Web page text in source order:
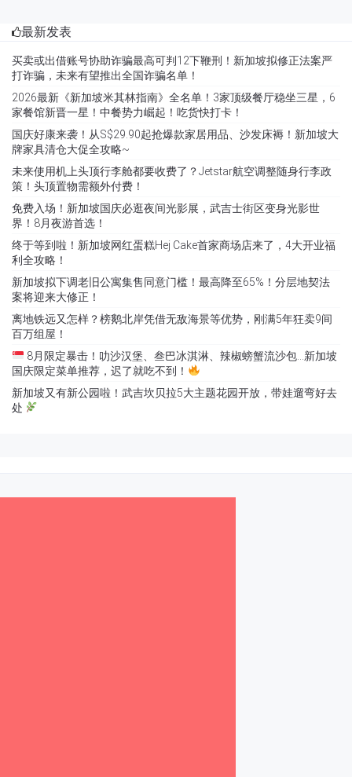
最新发表
买卖或出借账号协助诈骗最高可判12下鞭刑！新加坡拟修正法案严
打诈骗，未来有望推出全国诈骗名单！
2026最新《新加坡米其林指南》全名单！3家顶级餐厅稳坐三星，6
家餐馆新晋一星！中餐势力崛起！吃货快打卡！
国庆好康来袭！从S$29.90起抢爆款家居用品、沙发床褥！新加坡大
牌家具清仓大促全攻略~
未来使用机上头顶行李舱都要收费了？Jetstar航空调整随身行李政
策！头顶置物需额外付费！
免费入场！新加坡国庆必逛夜间光影展，武吉士街区变身光影世
界！8月夜游首选！
终于等到啦！新加坡网红蛋糕Hej Cake首家商场店来了，4大开业福
利全攻略！
新加坡拟下调老旧公寓集售同意门槛！最高降至65%！分层地契法
案将迎来大修正！
离地铁远又怎样？榜鹅北岸凭借无敌海景等优势，刚满5年狂卖9间
百万组屋！
8月限定暴击！叻沙汉堡、叁巴冰淇淋、辣椒螃蟹流沙包…新加坡
国庆限定菜单推荐，迟了就吃不到！
新加坡又有新公园啦！武吉坎贝拉5大主题花园开放，带娃遛弯好去
处